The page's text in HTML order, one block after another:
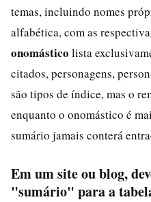
temas, incluindo nomes
alfabética, com as
onomástico lista
citados, personagens,
são tipos de índice, mas o
enquanto o onomástico é
sumário jamais conterá
Em um site ou blog,
"sumário" para a